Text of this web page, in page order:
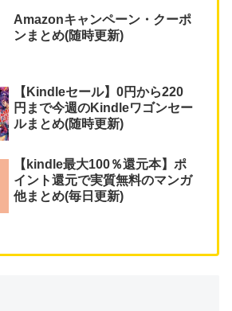
Amazonキャンペーン・クーポ
ンまとめ(随時更新)
【Kindleセール】0円から220
円まで今週のKindleワゴンセー
ルまとめ(随時更新)
【kindle最大100％還元本】ポ
イント還元で実質無料のマンガ
他まとめ(毎日更新)